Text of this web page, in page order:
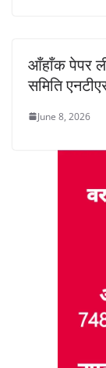
आँहाँक पेपर
समिति
June 8, 2026